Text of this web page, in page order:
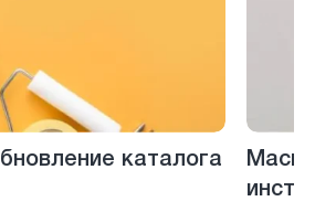
каталога